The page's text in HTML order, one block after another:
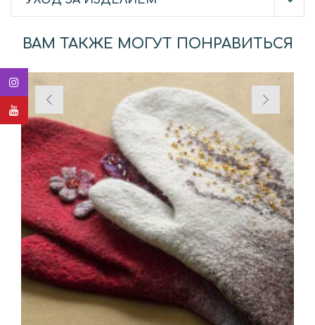
ВАМ ТАКЖЕ МОГУТ ПОНРАВИТЬСЯ